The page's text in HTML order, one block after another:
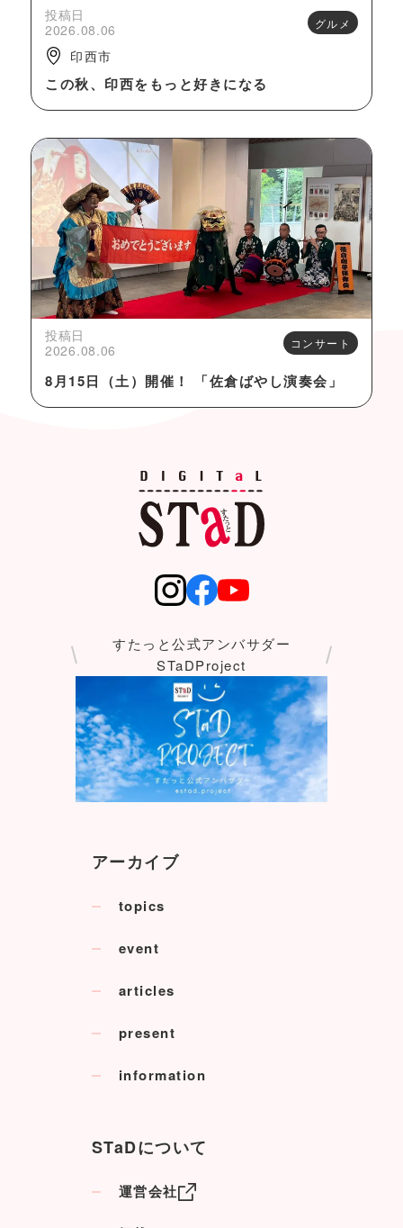
投稿日
2026.08.06
グルメ
印西市
この秋、印西をもっと好きになる
投稿日
2026.08.06
コンサート
8月15日（土）開催！ 「佐倉ばやし演奏会」
すたっと公式アンバサダー
STaDProject
アーカイブ
topics
event
articles
present
information
STaDについて
運営会社